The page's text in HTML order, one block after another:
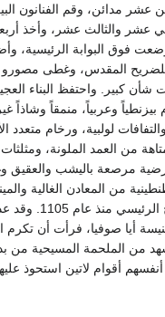
عشر مدائن، وقم الفنانون
عشر والثالث عشر، وأخذ
القسطنطينية حين استولى البنادقة عليها في عام 1204، ووضعت فوق البوابة
للضريح المقدس، وغطى
كبير. واحتفظ البناء
وعربياً، منمقاً وشاذاً
لولبية، ورخام متعدد
من العمد الملونة،
مرصعة باليشب والعقيق
زخرفياً خلف المذبح صنع عام 976 في القسطنطينية من المعادن
الحزوز، مثقلة بألفين وأربعمائة قطعة
صوفيا، فرأت أن تكرم
من الملحمة المسيحية من
أقوام لاتين استحوذ